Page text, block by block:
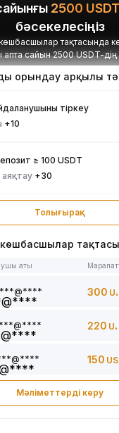
2500 USDT
бәсекелесіңіз
тақтасында
апта сайын 2500 USDT-
тіркеу
+10
≥ 100 USDT
+30
Толығырақ
тақтасы
аты
300 USDT
220 USDT
150 USDT
Мәліметтерді көру